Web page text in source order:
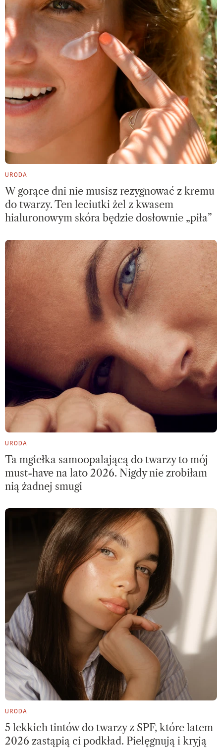
URODA
W gorące dni nie musisz rezygnować z kremu
do twarzy. Ten leciutki żel z kwasem
hialuronowym skóra będzie dosłownie „piła”
URODA
Ta mgiełka samoopalającą do twarzy to mój
must-have na lato 2026. Nigdy nie zrobiłam
nią żadnej smugi
URODA
5 lekkich tintów do twarzy z SPF, które latem
2026 zastąpią ci podkład. Pielęgnują i kryją